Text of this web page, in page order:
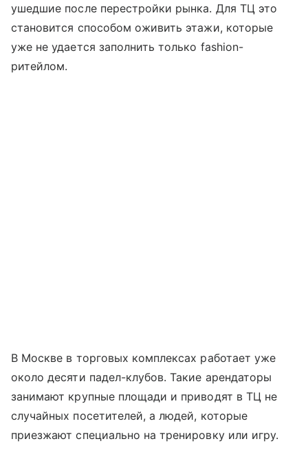
ушедшие после перестройки рынка. Для ТЦ это
становится способом оживить этажи, которые
уже не удается заполнить только fashion-
ритейлом.
В Москве в торговых комплексах работает уже
около десяти падел-клубов. Такие арендаторы
занимают крупные площади и приводят в ТЦ не
случайных посетителей, а людей, которые
приезжают специально на тренировку или игру.